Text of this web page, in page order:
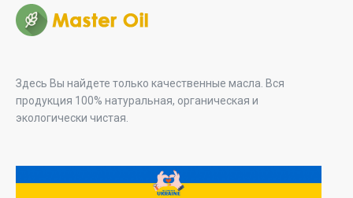
Здесь Вы найдете только качественные масла. Вся
продукция 100% натуральная, органическая и
экологически чистая.